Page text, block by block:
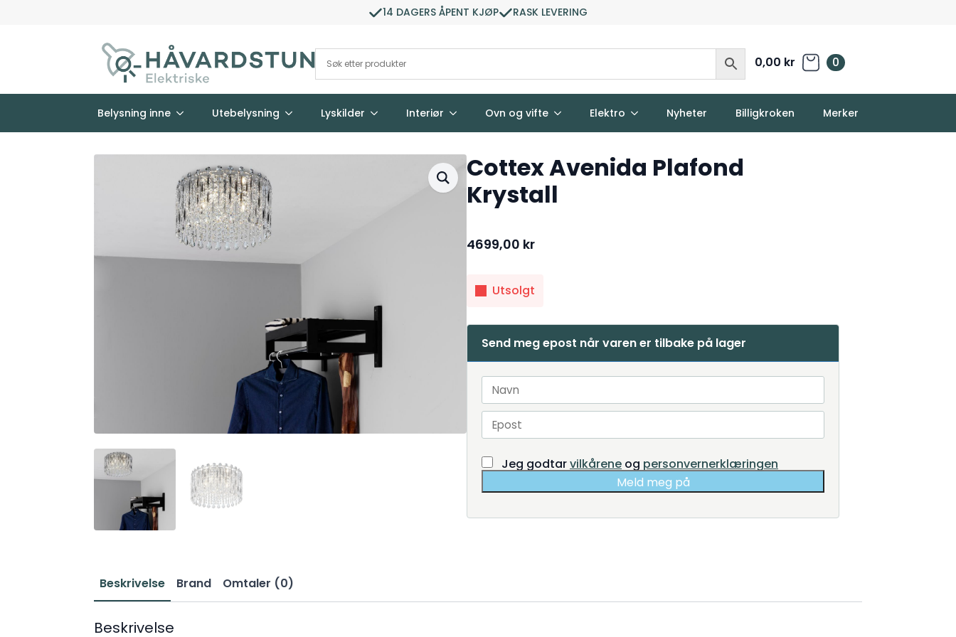
14 DAGERS ÅPENT KJØP RASK LEVERING
0,00 kr 0
Belysning inne Utebelysning Lyskilder Interiør Ovn og vifte Elektro Nyheter Billigkroken Merker
Cottex Avenida Plafond
Krystall
4699,00 kr
Utsolgt
Send meg epost når varen er tilbake på lager
Jeg godtarvilkårene og personvernerklæringen
Meld meg på
Beskrivelse Brand Omtaler (0)
Beskrivelse